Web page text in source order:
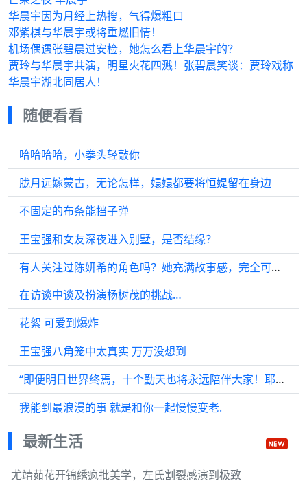
华晨宇因为月经上热搜，气得爆粗口
邓紫棋与华晨宇或将重燃旧情！
机场偶遇张碧晨过安检，她怎么看上华晨宇的？
贾玲与华晨宇共演，明星火花四溅！张碧晨笑谈：贾玲戏称
华晨宇湖北同居人！
随便看看
哈哈哈哈，小拳头轻敲你
胧月远嫁蒙古，无论怎样，嬛嬛都要将恒媞留在身边
不固定的布条能挡子弹
王宝强和女友深夜进入别墅，是否结缘？
有人关注过陈妍希的角色吗？她充满故事感，完全可以单独拍个番外……
在访谈中谈及扮演杨树茂的挑战…
花絮 可爱到爆炸
王宝强八角笼中太真实 万万没想到
“即便明日世界终焉，十个勤天也将永远陪伴大家！耶！”
我能到最浪漫的事 就是和你一起慢慢变老.
最新生活
尤靖茹花开锦绣疯批美学，左氏割裂感演到极致